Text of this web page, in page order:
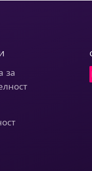
за